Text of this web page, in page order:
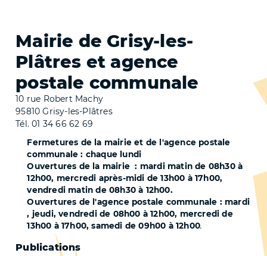
Mairie de Grisy-les-
Plâtres et agence
postale communale
10 rue Robert Machy
95810 Grisy-les-Plâtres
Tél. 01 34 66 62 69
Fermetures de la mairie et de l'agence postale
communale : chaque lundi
Ouvertures de la mairie : mardi matin de 08h30 à
12h00, mercredi après-midi de 13h00 à 17h00,
vendredi matin de 08h30 à 12h00.
Ouvertures de l'agence postale communale : mardi
, jeudi, vendredi de 08h00 à 12h00, mercredi de
13h00 à 17h00, samedi de 09h00 à 12h00.
Pied
Publications